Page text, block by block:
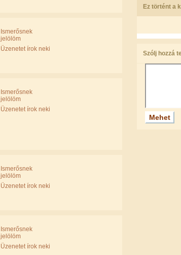
Ismerősnek
jelölöm
Üzenetet írok neki
Ismerősnek
jelölöm
Üzenetet írok neki
Ismerősnek
jelölöm
Üzenetet írok neki
Ismerősnek
jelölöm
Üzenetet írok neki
Ez történt a
Szólj hozzá